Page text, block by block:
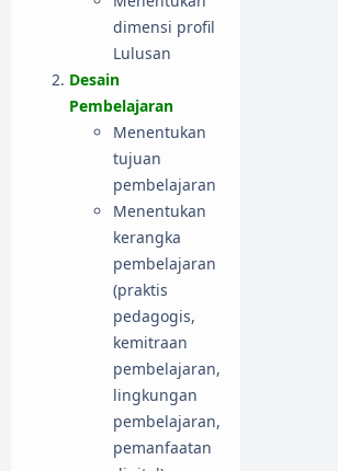
dimensi profil
Lulusan
Desain
Pembelajaran
Menentukan
tujuan
pembelajaran
Menentukan
kerangka
pembelajaran
(praktis
pedagogis,
kemitraan
pembelajaran,
lingkungan
pembelajaran,
pemanfaatan